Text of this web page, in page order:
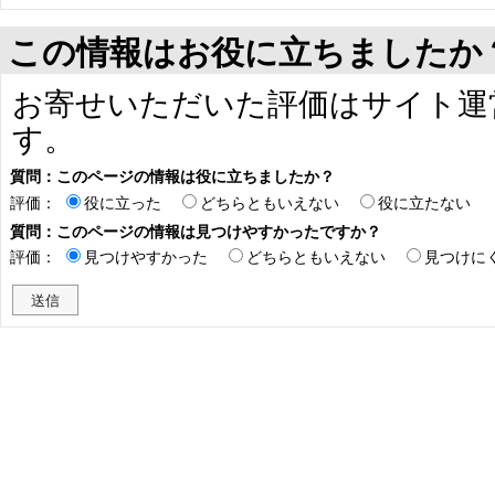
この情報はお役に立ちましたか
お寄せいただいた評価はサイト
す。
質問：このページの情報は役に立ちましたか？
評価：
役に立った どちらともいえない
役に立たない
質問：このページの情報は見つけやすかったですか？
評価：
見つけやすかった どちらともいえない 見つけに